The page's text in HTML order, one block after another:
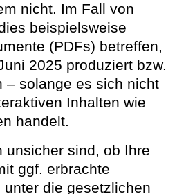
nicht. Im Fall von
beispielsweise
(PDFs) betreffen,
2025 produziert bzw.
– solange es sich nicht
Inhalten wie
handelt.
unsicher sind, ob Ihre
ggf. erbrachte
die gesetzlichen